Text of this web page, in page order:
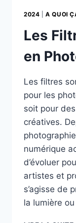
2024 |A QUOI
Les
en
Les filtres
pour les
soit pour
créatives.
numérique
d’évoluer
artistes et
s’agisse de
la lumière